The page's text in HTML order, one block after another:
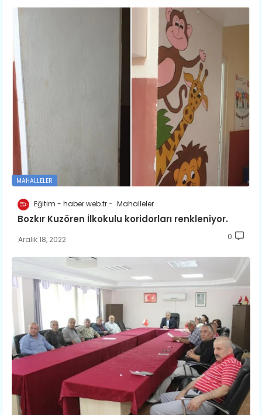
MAHALLELER
Eğitim - haber.web.tr Mahalleler
​Bozkır Kuzören İlkokulu koridorları renkleniyor.
Aralık 18, 2022 0